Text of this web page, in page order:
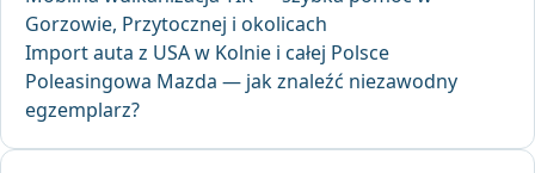
Gorzowie, Przytocznej i okolicach
Import auta z USA w Kolnie i całej Polsce
Poleasingowa Mazda — jak znaleźć niezawodny
egzemplarz?